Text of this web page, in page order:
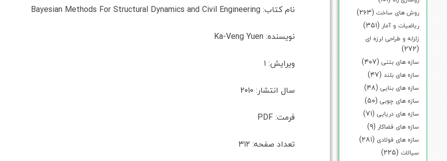
روش های ساخت (۲۶۳)
ریاضیات و آمار (۳۵۱)
زلزله و طراحی لرزه ای
(۲۷۲)
سازه های بتنی (۴۰۷)
سازه های بلند (۴۷)
سازه های بنایی (۴۸)
سازه های چوبی (۵۰)
سازه های دریایی (۷۱)
سازه های فضاکار (۹)
سازه های فولادی (۲۸۱)
سیالات (۲۲۵)
نام کتاب: Bayesian Methods For Structural Dynamics and Civil Engineering
نویسنده: Ka-Veng Yuen
ویرایش: ۱
سال انتشار: ۲۰۱۰
فرمت: PDF
تعداد صفحه: ۳۱۲